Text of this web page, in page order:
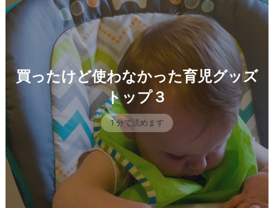
買ったけど使わなかった育児グッズ
トップ３
1 分で読めます